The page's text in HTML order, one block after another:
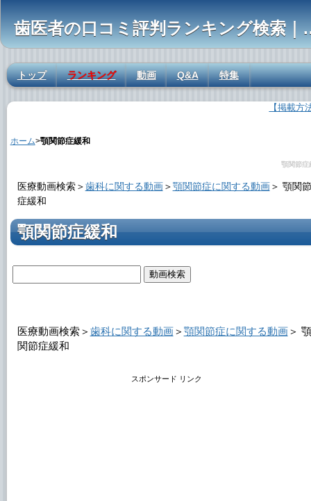
歯医者の口コ
トップ ランキング 動画 Q&A 特集
【掲載方
ホーム>顎関節症緩和
顎関節症
医療動画検索＞歯科に関する動画＞顎関節症に関する動画＞ 顎関節
症緩和
顎関節症緩和
医療動画検索＞ 歯科に関する動画＞ 顎関節症に関する動画＞ 顎
関節症緩和
スポンサード リンク